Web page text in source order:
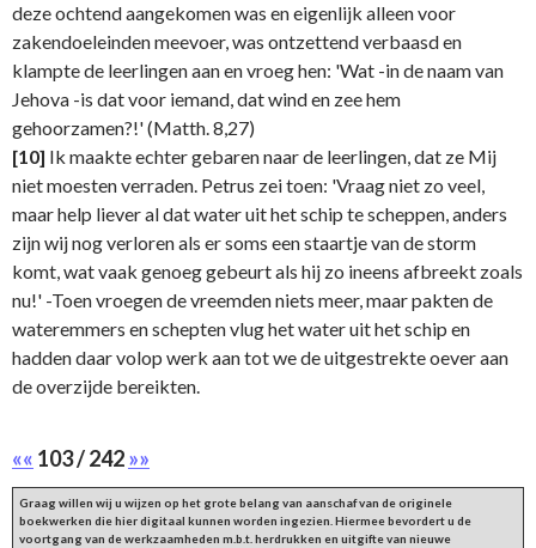
deze ochtend aangekomen was en eigenlijk alleen voor
zakendoeleinden meevoer, was ontzettend verbaasd en
klampte de leerlingen aan en vroeg hen: 'Wat -in de naam van
Jehova -is dat voor iemand, dat wind en zee hem
gehoorzamen?!' (Matth. 8,27)
[10] Ik maakte echter gebaren naar de leerlingen, dat ze Mij
niet moesten verraden. Petrus zei toen: 'Vraag niet zo veel,
maar help liever al dat water uit het schip te scheppen, anders
zijn wij nog verloren als er soms een staartje van de storm
komt, wat vaak genoeg gebeurt als hij zo ineens afbreekt zoals
nu!' -Toen vroegen de vreemden niets meer, maar pakten de
wateremmers en schepten vlug het water uit het schip en
hadden daar volop werk aan tot we de uitgestrekte oever aan
de overzijde bereikten.
«« 103 / 242»»
Graag willen wij u wijzen op het grote belang van aanschaf van de originele
boekwerken die hier digitaal kunnen worden ingezien. Hiermee bevordert u de
voortgang van de werkzaamheden m.b.t. herdrukken en uitgifte van nieuwe